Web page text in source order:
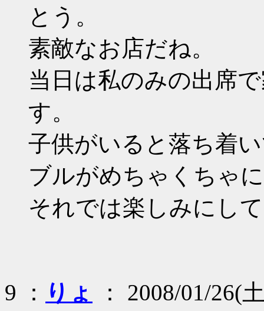
とう。
素敵なお店だね。
当日は私のみの出席
す。
子供がいると落ち着
ブルがめちゃくちゃ
それでは楽しみにし
9 ： りょ
： 2008/01/26(